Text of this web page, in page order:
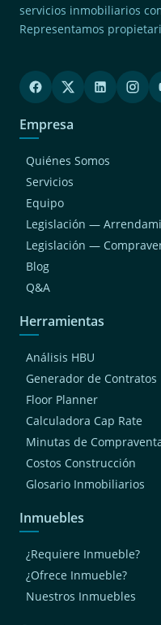
servicios inmobiliarios
Representamos
Empresa
Quiénes Somos
Servicios
Equipo
Legislación —
Legislación —
Blog
Q&A
Herramientas
Análisis HBU
Generador de Contratos
Floor Planner
Calculadora Cap Rate
Minutas de
Costos Construcción
Glosario Inmobiliarios
Inmuebles
¿Requiere Inmueble?
¿Ofrece Inmueble?
Nuestros Inmuebles